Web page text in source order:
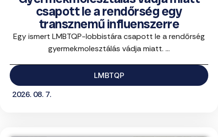
csapott le a rendőrség egy
transznemű influenszerre
Egy ismert LMBTQP-lobbistára csapott le a rendőrség
gyermekmolesztálás vádja miatt. ...
LMBTQP
2026. 08. 7.